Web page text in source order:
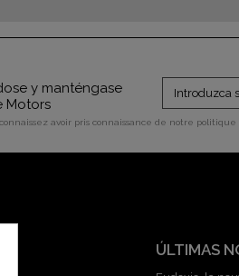
y manténgase
Motors
avoir pris connaissance de notre
ÚLTIMAS